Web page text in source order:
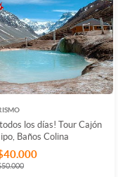
los días! Tour Cajón
Baños Colina